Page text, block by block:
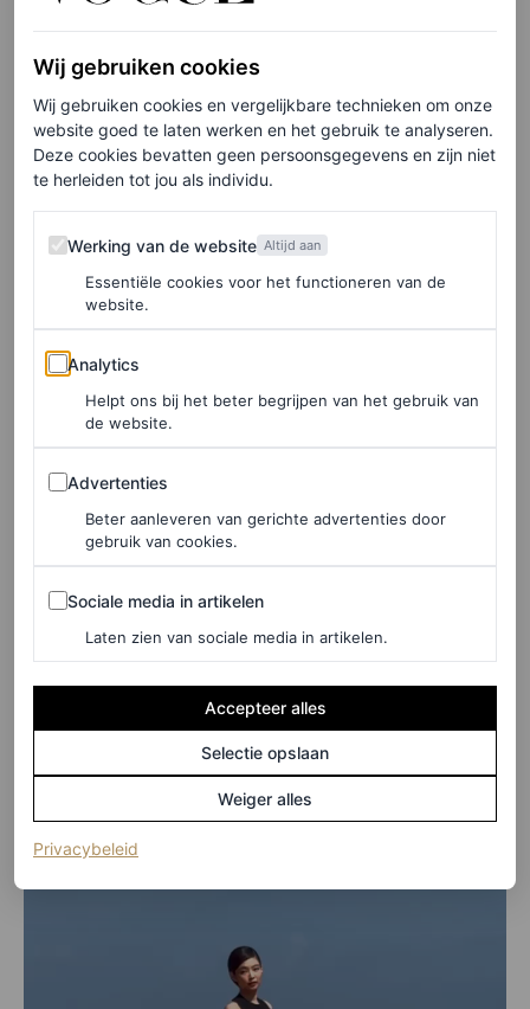
Elke week onze beste artikelen in je inbox?
Toen de livestream van de show vandaag begon en ze
niet op de eerste rij zat (waar beroemdheden alsDua
Lipa, Gwyneth Paltrow enVogue-coverster Peggy Gou
zich wél bevonden), begonnen fans zich écht af te vragen
of ze inderdaad de show zou lopen. En daar was ze: ze
sloot de collectiepresentatie niet af in de doorschijnende
jurk die door Jacquemus was gepost, maar in een
eenvoudige en elegante LBD geaccentueerd metfunky
accessoires zoals een paar muiltjes met zebraprint en een
zeer mediterraanse Capri-blauwe clutch. Ze werd in de
show vergezeld door haar vriend, model Hyunji Shin.
Tijdens de finale omhelsde Jacquemus de zangeres
Wij gebruiken cookies
Wij gebruiken cookies en vergelijkbare technieken om onze
website goed te laten werken en het gebruik te analyseren.
Deze cookies bevatten geen persoonsgegevens en zijn niet
te herleiden tot jou als individu.
Werking van de website
Werking van de website Altijd aan
Essentiële cookies voor het functioneren van de
website.
Analytics
Analytics
Helpt ons bij het beter begrijpen van het gebruik van
de website.
Advertenties
Advertenties
Beter aanleveren van gerichte advertenties door
gebruik van cookies.
Sociale media in artikelen
Sociale media in artikelen
Laten zien van sociale media in artikelen.
Accepteer alles
Selectie opslaan
Weiger alles
Privacybeleid